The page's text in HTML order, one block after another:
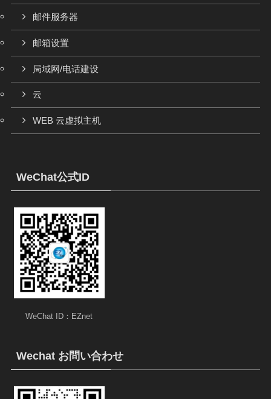
邮件服务器
邮箱设置
局域网/电话建设
云
WEB 云虚拟主机
WeChat公式ID
WeChat ID：EZnet
Wechat お問い合わせ